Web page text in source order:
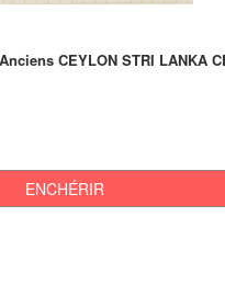
CEYLON STRI LANKA
ENCHÉRIR